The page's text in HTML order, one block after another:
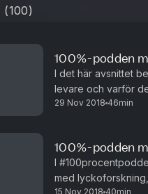
(100)
100%-podden
I det här avsnittet
levare och varför
29 Nov 2018 46min
100%-podden
I
med
15 Nov 2018 40min